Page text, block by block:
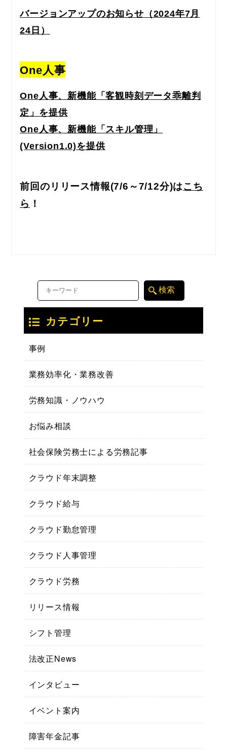
バージョンアップのお知らせ（2024年7月
24日）
One人事
One人事、新機能「客観時刻データ乖離判
定」を提供
One人事、新機能「スキル管理」
(Version1.0)を提供
前回のリリース情報(7/6 ～7/12分)はこち
ら ！
カテゴリー
事例
業務効率化・業務改善
労務知識・ノウハウ
お悩み相談
社会保険労務士による労務記事
クラウド年末調整
クラウド給与
クラウド勤怠管理
クラウド人事管理
クラウド労務
リリース情報
シフト管理
法改正News
インタビュー
イベント案内
障害年金記事